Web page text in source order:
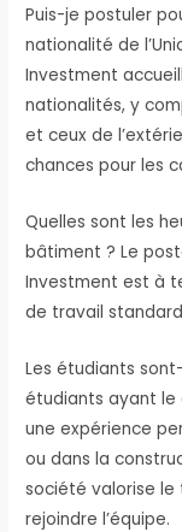
Puis-je postuler
nationalité de
Investment
nationalités, y
et ceux de
chances pour les
Quelles sont les
bâtiment ? Le
Investment est à
de travail
Les étudiants
étudiants ayant le
une expérience
ou dans la
société valorise le
rejoindre l’équipe.